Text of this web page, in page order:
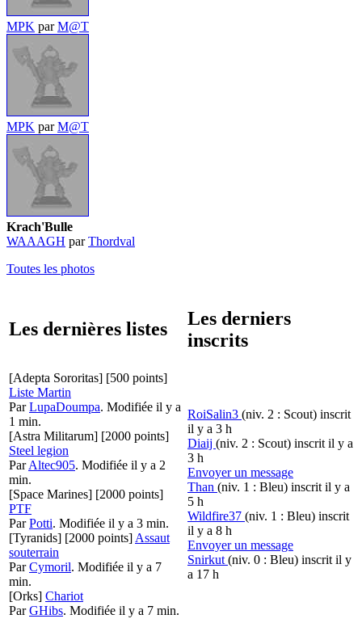
MPK parM@T
MPK parM@T
Krach'Bulle
WAAAGH parThordval
Toutes les photos
Les dernières listes
Les derniers
inscrits
[Adepta Sororitas] [500 points]
Liste Martin
ParLupaDoumpa. Modifiée il y a
1 min.
[Astra Militarum] [2000 points]
Steel legion
ParAltec905. Modifiée il y a 2
min.
[Space Marines] [2000 points]
PTF
ParPotti. Modifiée il y a 3 min.
[Tyranids] [2000 points] Assaut
souterrain
ParCymoril. Modifiée il y a 7
min.
[Orks] Chariot
ParGHibs. Modifiée il y a 7 min.
RoiSalin3 (niv. 2 : Scout) inscrit
il y a 3 h
Diaij (niv. 2 : Scout) inscrit il y a
3 h
Envoyer un message
Than (niv. 1 : Bleu) inscrit il y a
5 h
Wildfire37 (niv. 1 : Bleu) inscrit
il y a 8 h
Envoyer un message
Snirkut (niv. 0 : Bleu) inscrit il y
a 17 h